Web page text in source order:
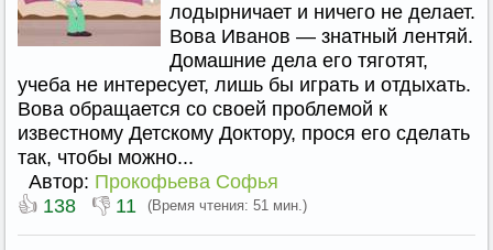
лодырничает и ничего не делает.
Вова Иванов — знатный лентяй.
Домашние дела его тяготят,
учеба не интересует, лишь бы играть и отдыхать.
Вова обращается со своей проблемой к
известному Детскому Доктору, прося его сделать
так, чтобы можно...
Автор: Прокофьева Софья
👍 138 👎 11 (Время чтения: 51 мин.)